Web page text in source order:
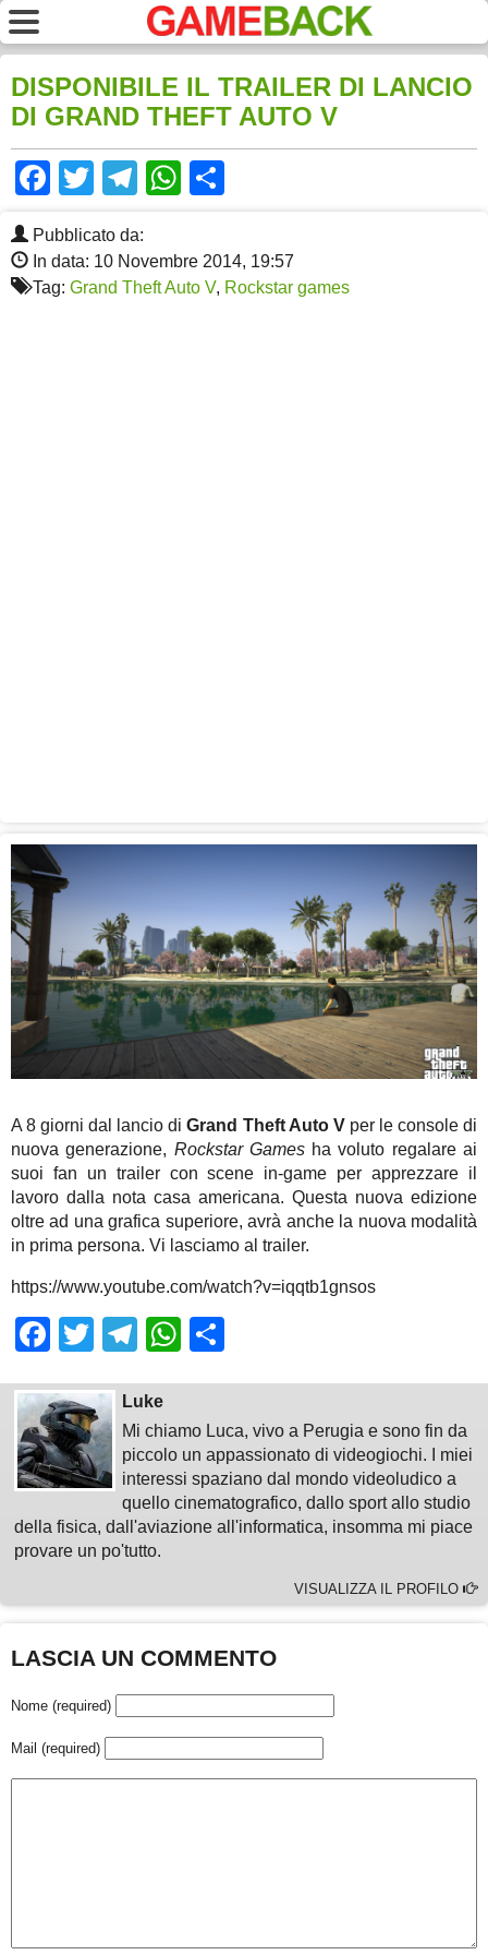
DISPONIBILE IL TRAILER DI LANCIO
DI GRAND THEFT AUTO V
Facebook
TwitterTelegram
WhatsApp
Pubblicato da:
In data: 10 Novembre 2014, 19:57
Tag: Grand Theft Auto V, Rockstar games
A 8 giorni dal lancio di Grand Theft Auto Vper le console di
nuova generazione, Rockstar Gamesha voluto regalare ai
suoi fan un trailer con scene in-game per apprezzare il
lavoro dalla nota casa americana. Questa nuova edizione
oltre ad una grafica superiore, avrà anche la nuova modalità
in prima persona. Vi lasciamo al trailer.
https://www.youtube.com/watch?v=iqqtb1gnsos
Facebook
TwitterTelegram
WhatsApp
Luke
Mi chiamo Luca, vivo a Perugia e sono fin da
piccolo un appassionato di videogiochi. I miei
interessi spaziano dal mondo videoludico a
quello cinematografico, dallo sport allo studio
della fisica, dall'aviazione all'informatica, insomma mi piace
provare un po'tutto.
VISUALIZZA IL PROFILO
LASCIA UN COMMENTO
Nome (required)
Mail (required)